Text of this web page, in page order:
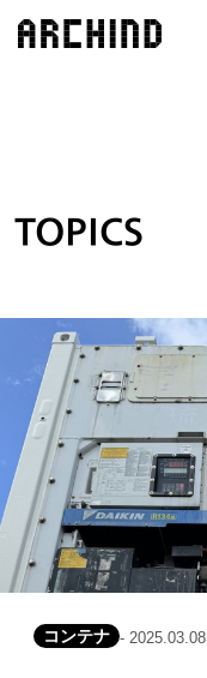
TOPICS
コンテナ - 2025.03.08